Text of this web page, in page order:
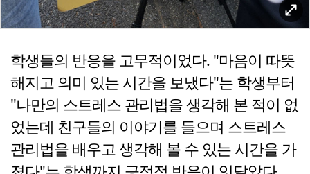
학생들의 반응을 고무적이었다. "마음이 따뜻
해지고 의미 있는 시간을 보냈다"는 학생부터
"나만의 스트레스 관리법을 생각해 본 적이 없
었는데 친구들의 이야기를 들으며 스트레스
관리법을 배우고 생각해 볼 수 있는 시간을 가